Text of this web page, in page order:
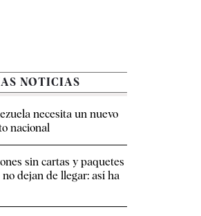
NOTICIAS
necesita un nuevo
nacional
sin cartas y paquetes
dejan de llegar: así ha